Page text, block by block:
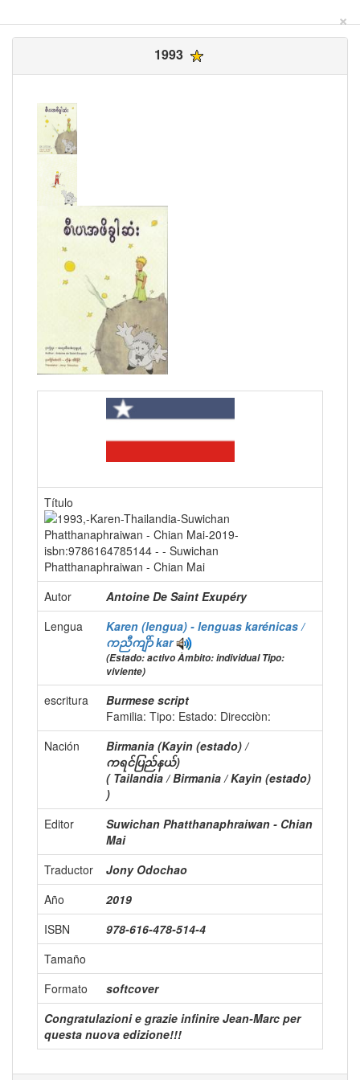
×
1993
Título
Autor
Antoine De Saint Exupéry
Lengua
Karen (lengua) - lenguas karénicas /
ကညီကျိာ်kar
(Estado: activo Àmbito: individual Tipo:
viviente)
escritura
Burmese script
Familia: Tipo: Estado: Direcciòn:
Nación
Birmania (Kayin (estado) /
ကရင်ပြည်နယ်)
( Tailandia / Birmania / Kayin (estado)
)
Editor
Suwichan Phatthanaphraiwan - Chian
Mai
Traductor
Jony Odochao
Año
2019
ISBN
978-616-478-514-4
Tamaño
Formato
softcover
Congratulazioni e grazie infinire Jean-Marc per
questa nuova edizione!!!